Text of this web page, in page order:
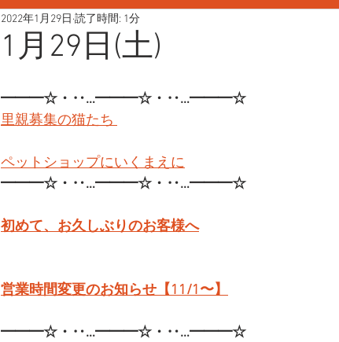
1月29日(土)
2022年1月29日 読了時間: 1分
━━━☆・‥…━━━☆・‥…━━━☆
里親募集の猫たち
ペットショップにいくまえに
━━━☆・‥…━━━☆・‥…━━━☆
初めて、お久しぶりのお客様へ
営業時間変更のお知らせ【11/1〜】
━━━☆・‥…━━━☆・‥…━━━☆